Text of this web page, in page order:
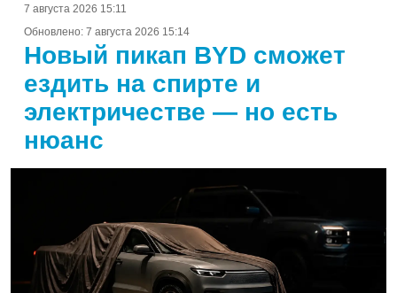
7 августа 2026 15:11
Обновлено: 7 августа 2026 15:14
Новый пикап BYD сможет
ездить на спирте и
электричестве — но есть
нюанс